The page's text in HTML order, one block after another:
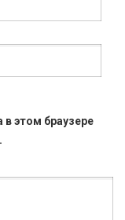
в этом браузере